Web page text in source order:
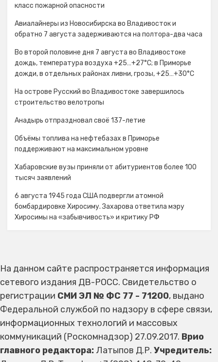
класс пожарной опасности
Авиалайнеры из Новосибирска во Владивосток и
обратно 7 августа задерживаются на полтора-два часа
Во второй половине дня 7 августа во Владивостоке
дождь, температура воздуха +25…+27°С; в Приморье
дожди, в отдельных районах ливни, грозы, +25…+30°C
На острове Русский во Владивостоке завершилось
строительство велотропы
Анадырь отпраздновал своё 137-летие
Объёмы топлива на нефтебазах в Приморье
поддерживают на максимальном уровне
Хабаровские вузы приняли от абитуриентов более 100
тысяч заявлений
6 августа 1945 года США подвергли атомной
бомбардировке Хиросиму. Захарова ответила мэру
Хиросимы на «забывчивость» и критику РФ
На данном сайте распространяется информация
сетевого издания ДВ-РОСС. Свидетельство о
регистрации СМИ ЭЛ № ФС 77 - 71200, выдано
Федеральной службой по надзору в сфере связи,
информационных технологий и массовых
коммуникаций (Роскомнадзор) 27.09.2017. Врио
главного редактора: Латыпов Д.Р. Учредитель: